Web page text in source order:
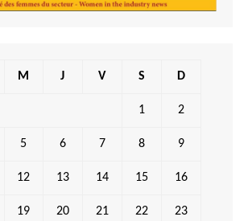
M J V S D
1 2
5 6 7 8 9
12 13 14 15 16
19 20 21 22 23